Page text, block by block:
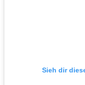
Sieh dir